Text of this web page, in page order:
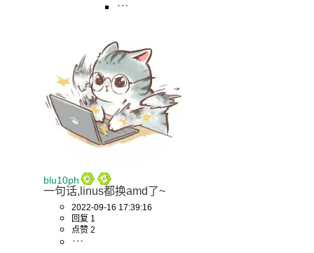
blu10ph
一句话,linus都换amd了~
2022-09-16 17:39:16
回复 1
点赞 2